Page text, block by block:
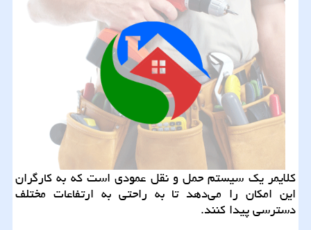
کلایمر یک سیستم حمل و نقل عمودی است که به کارگران
این امکان را می‌دهد تا به راحتی به ارتفاعات مختلف
دسترسی پیدا کنند.